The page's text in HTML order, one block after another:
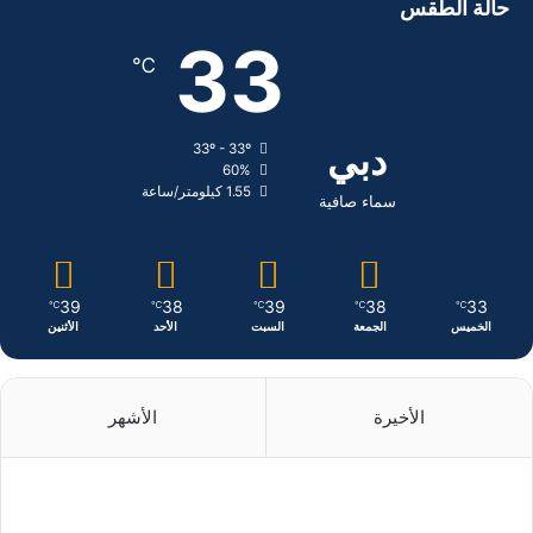
د
ن
ا
حالة الطقس
دبي
سماء صافية
33
℃
33º - 33º
60%
1.55 كيلومتر/ساعة
33
℃
الخميس
38
℃
الجمعة
39
℃
السبت
38
℃
الأحد
39
℃
الأثنين
الأخيرة الأشهر